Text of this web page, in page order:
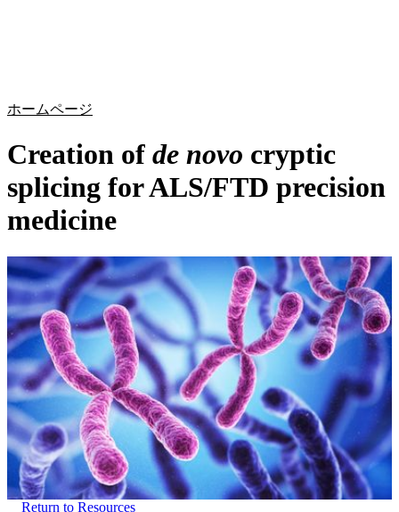
ホームページ
Creation of de novo cryptic
splicing for ALS/FTD precision
medicine
Return to Resources